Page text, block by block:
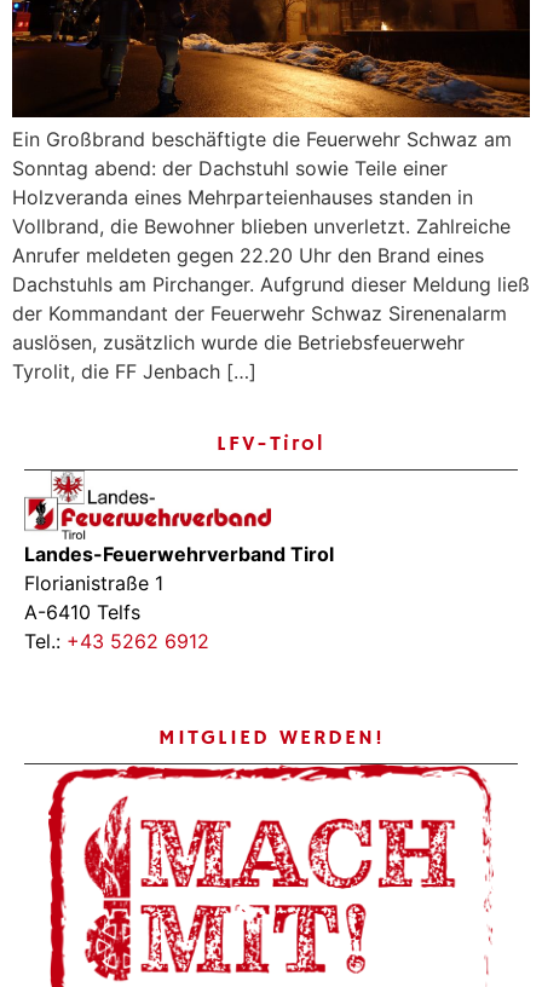
Ein Großbrand beschäftigte die Feuerwehr Schwaz am
Sonntag abend: der Dachstuhl sowie Teile einer
Holzveranda eines Mehrparteienhauses standen in
Vollbrand, die Bewohner blieben unverletzt. Zahlreiche
Anrufer meldeten gegen 22.20 Uhr den Brand eines
Dachstuhls am Pirchanger. Aufgrund dieser Meldung ließ
der Kommandant der Feuerwehr Schwaz Sirenenalarm
auslösen, zusätzlich wurde die Betriebsfeuerwehr
Tyrolit, die FF Jenbach […]
LFV-Tirol
Landes-Feuerwehrverband Tirol
Florianistraße 1
A-6410 Telfs
Tel.: +43 5262 6912
MITGLIED WERDEN!